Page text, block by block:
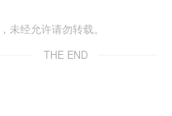
未经允许请勿转载。
THE END